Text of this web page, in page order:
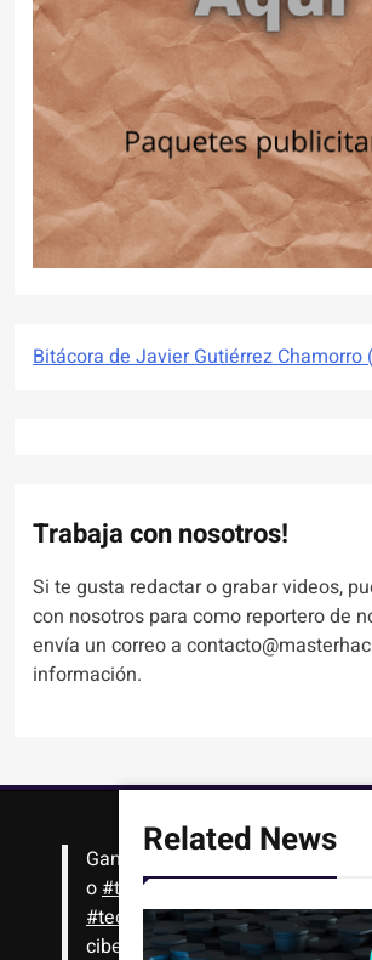
Related News
Bitácora de Javier Gutiérrez Chamorro
Trabaja con nosotros!
Si te gusta redactar o grabar videos,
con nosotros para como reportero de
envía un correo a
información.
Gana #Bitcoin solo con leer
o#tutoriales
#tecnología,#criptomonedas,
cibernética y más!! Sólo tienes